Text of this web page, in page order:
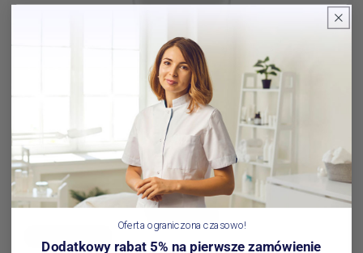
Oferta ograniczona czasowo!
Dodatkowy rabat 5% na pierwsze zamówienie